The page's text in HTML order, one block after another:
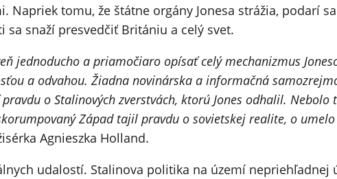
Napriek tomu, že štátne orgány Jonesa strážia, podarí
snaží presvedčiť Britániu a celý svet.
jednoducho a priamočiaro opísať celý mechanizmus
a odvahou. Žiadna novinárska a informačná
o Stalinových zverstvách, ktorú Jones odhalil.
Západ tajil pravdu o sovietskej realite, o
Agnieszka Holland.
udalostí. Stalinova politika na území